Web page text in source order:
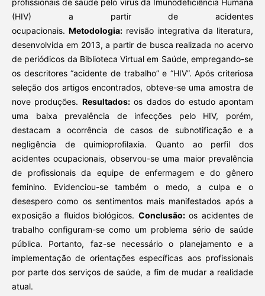
profissionais de saúde pelo vírus da Imunodeficiência Humana
(HIV) a partir de acidentes
ocupacionais.Metodologia: revisão integrativa da literatura,
desenvolvida em 2013, a partir de busca realizada no acervo
de periódicos da Biblioteca Virtual em Saúde, empregando-se
os descritores “acidente de trabalho” e “HIV”. Após criteriosa
seleção dos artigos encontrados, obteve-se uma amostra de
nove produções. Resultados:os dados do estudo apontam
uma baixa prevalência de infecções pelo HIV, porém,
destacam a ocorrência de casos de subnotificação e a
negligência de quimioprofilaxia. Quanto ao perfil dos
acidentes ocupacionais, observou-se uma maior prevalência
de profissionais da equipe de enfermagem e do gênero
feminino. Evidenciou-se também o medo, a culpa e o
desespero como os sentimentos mais manifestados após a
exposição a fluidos biológicos. Conclusão:os acidentes de
trabalho configuram-se como um problema sério de saúde
pública. Portanto, faz-se necessário o planejamento e a
implementação de orientações específicas aos profissionais
por parte dos serviços de saúde, a fim de mudar a realidade
atual.